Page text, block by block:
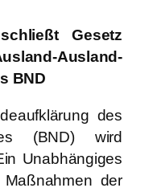
Gesetz
BND
des
(BND) wird
Unabhängiges
der